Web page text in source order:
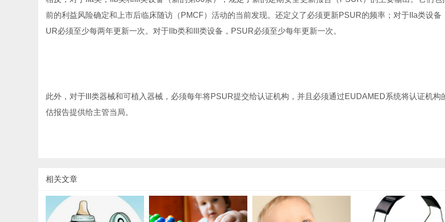
前的利益风险确定和上市后临床随访（PMCF）活动的当前发现。还定义了必须更新PSUR的频率；对于IIa类设备
UR必须至少每两年更新一次。对于IIb类和III类设备，PSUR必须至少每年更新一次。
此外，对于III类器械和可植入器械，必须每年将PSUR提交给认证机构，并且必须通过EUDAMED系统将认证机构
估报告提供给主管当局。
相关文章